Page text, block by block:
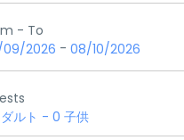
- To
2026 - 08/10/2026
ルト - 0 子供